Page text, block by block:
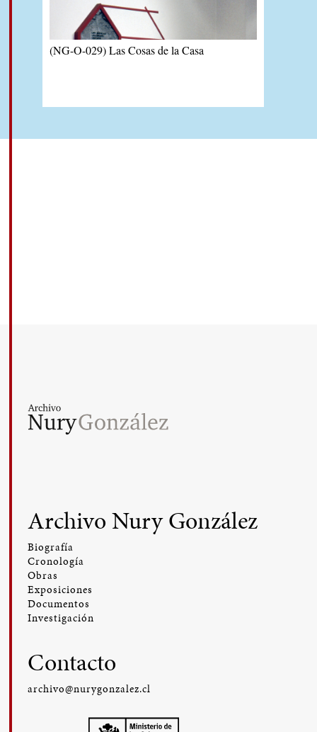
(NG-O-029) Las Cosas de la Casa
Archivo Nury González
Biografía
Cronología
Obras
Exposiciones
Documentos
Investigación
Contacto
archivo@nurygonzalez.cl